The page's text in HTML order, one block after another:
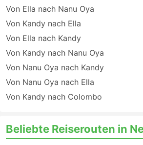
Von Ella nach Nanu Oya
Von Kandy nach Ella
Von Ella nach Kandy
Von Kandy nach Nanu Oya
Von Nanu Oya nach Kandy
Von Nanu Oya nach Ella
Von Kandy nach Colombo
Beliebte Reiserouten in